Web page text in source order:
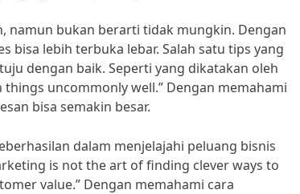
namun bukan berarti tidak mungkin. Dengan
bisa lebih terbuka lebar. Salah satu tips yang
dengan baik. Seperti yang dikatakan oleh
things uncommonly well.” Dengan memahami
bisa semakin besar.
dalam menjelajahi peluang bisnis
is not the art of finding clever ways to
value.” Dengan memahami cara